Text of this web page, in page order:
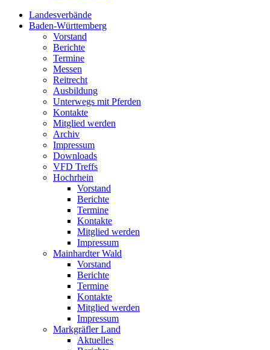
Landesverbände
Baden-Württemberg
Vorstand
Berichte
Termine
Messen
Reitrecht
Ausbildung
Unterwegs mit Pferden
Kontakte
Mitglied werden
Archiv
Impressum
Downloads
VFD Treffs
Hochrhein
Vorstand
Berichte
Termine
Kontakte
Mitglied werden
Impressum
Mainhardter Wald
Vorstand
Berichte
Termine
Kontakte
Mitglied werden
Impressum
Markgräfler Land
Aktuelles